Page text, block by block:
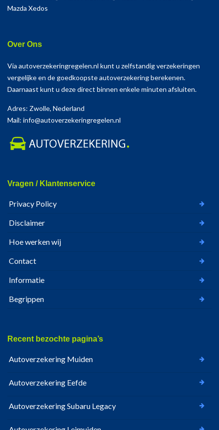
Mazda Xedos
Over Ons
Via autoverzekeringregelen.nl kunt u zelfstandig verzekeringen
vergelijke en de goedkoopste autoverzekering berekenen.
Daarnaast kunt u deze direct binnen enkele minuten afsluiten.
Adres: Zwolle, Nederland
Mail: info@autoverzekeringregelen.nl
Vragen / Klantenservice
Privacy Policy
Disclaimer
Hoe werken wij
Contact
Informatie
Begrippen
Recent bezochte pagina’s
Autoverzekering Muiden
Autoverzekering Eefde
Autoverzekering Subaru Legacy